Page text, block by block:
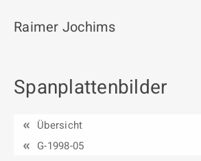
Start
Werkgruppen / Work groups
Raimer Jochims
Spanplattenbilder
Übersicht
G-1998-05